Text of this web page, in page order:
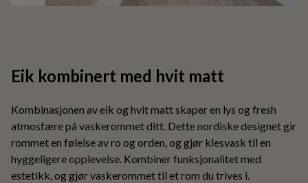
Eik kombinert med hvit matt
Kombinasjonen av eik og hvit matt skaper en lys og fresh
atmosfære på vaskerommet ditt. Dette nordiske designet gir
rommet en følelse av ro og orden, og gjør klesvask til en
hyggeligere opplevelse. Kombiner funksjonalitet med
estetikk, og gjør vaskerommet til et rom du trives i.